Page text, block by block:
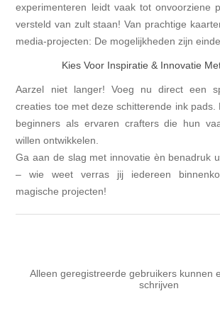
experimenteren leidt vaak tot onvoorziene
versteld van zult staan! Van prachtige
media-projecten: De mogelijkheden zijn
Kies Voor Inspiratie & Innovatie
Aarzel niet langer! Voeg nu direct een
creaties toe met deze schitterende ink pads.
beginners als ervaren crafters die hun
willen ontwikkelen.
Ga aan de slag met innovatie èn benadruk
– wie weet verras jij iedereen
magische projecten!
Alleen geregistreerde gebruikers kunnen
schrijven